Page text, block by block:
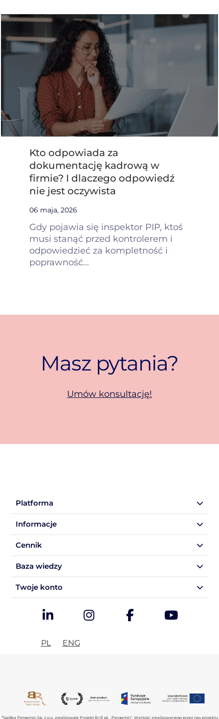
Kto odpowiada za
dokumentację kadrową w
firmie? I dlaczego odpowiedź
nie jest oczywista
06 maja, 2026
Gdy pojawia się inspektor PIP, ktoś
musi stanąć przed kontrolerem i
odpowiedzieć za kompletność i
poprawność...
Masz pytania?
Umów konsultację!
Platforma
Informacje
Cennik
Baza wiedzy
Twoje konto
PL ENG
*Spółka Pergamin Sp. z o.o. zrealizowała Projekt B+R pt. „Pergamin”. Wartość zrealizowanego przez nas projektu